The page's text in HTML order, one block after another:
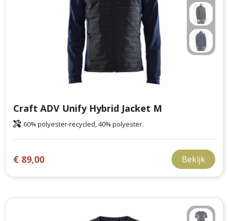
Craft ADV Unify Hybrid Jacket M
60% polyester-recycled, 40% polyester.
€ 89,00 Bekijk